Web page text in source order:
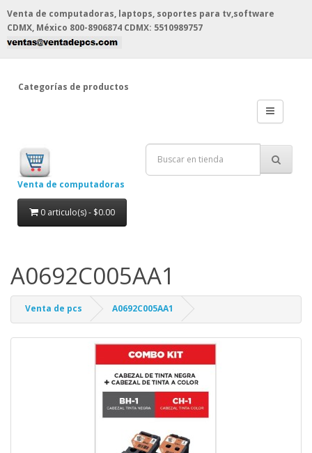
Venta de computadoras, laptops, soportes para tv,software
CDMX, México 800-8906874 CDMX: 5510989757
Categorías de productos
Venta de computadoras
0 articulo(s) - $0.00
A0692C005AA1
Venta de pcs A0692C005AA1